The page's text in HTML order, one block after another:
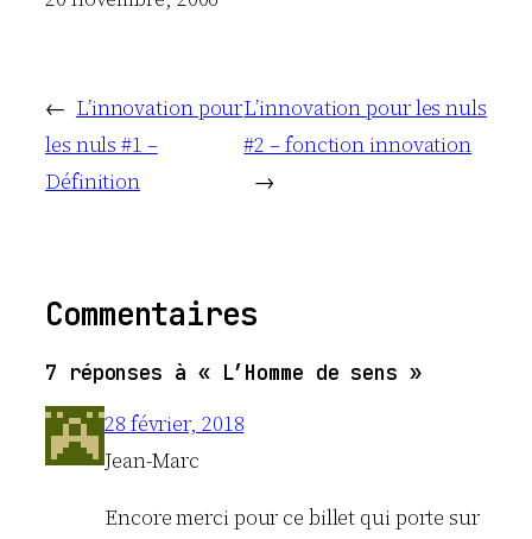
← L’innovation pour
les nuls #1 –
Définition
L’innovation pour les nuls
#2 – fonction innovation
→
Commentaires
7 réponses à « L’Homme de sens »
28 février, 2018
Jean-Marc
Encore merci pour ce billet qui porte sur